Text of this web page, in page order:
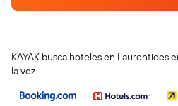
KAYAK busca hoteles en Laurentides
la vez